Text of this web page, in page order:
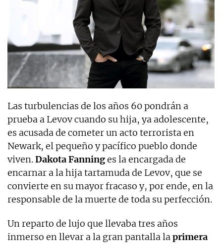
Las turbulencias de los años 60 pondrán a
prueba a Levov cuando su hija, ya adolescente,
es acusada de cometer un acto terrorista en
Newark, el pequeño y pacífico pueblo donde
viven.Dakota Fanninges la encargada de
encarnar a la hija tartamuda de Levov, que se
convierte en su mayor fracaso y, por ende, en la
responsable de la muerte de toda su perfección.
Un reparto de lujo que llevaba tres años
inmerso en llevar a la gran pantalla laprimera